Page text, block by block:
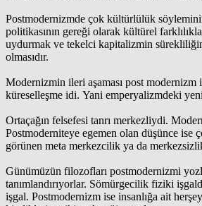
Postmodernizmde çok kültürlülük
politikasının gereği olarak kültürel
uydurmak ve tekelci kapitalizmin
olmasıdır.
Modernizmin ileri aşaması post modernizm
küreselleşme idi. Yani emperyalizmdeki
Ortaçağın felsefesi tanrı merkezliydi.
Postmoderniteye egemen olan düşünce ise
görünen meta merkezcilik ya da
Günümüzün filozofları postmodernizmi
tanımlandırıyorlar. Sömürgecilik fiziki
işgal. Postmodernizm ise insanlığa ait